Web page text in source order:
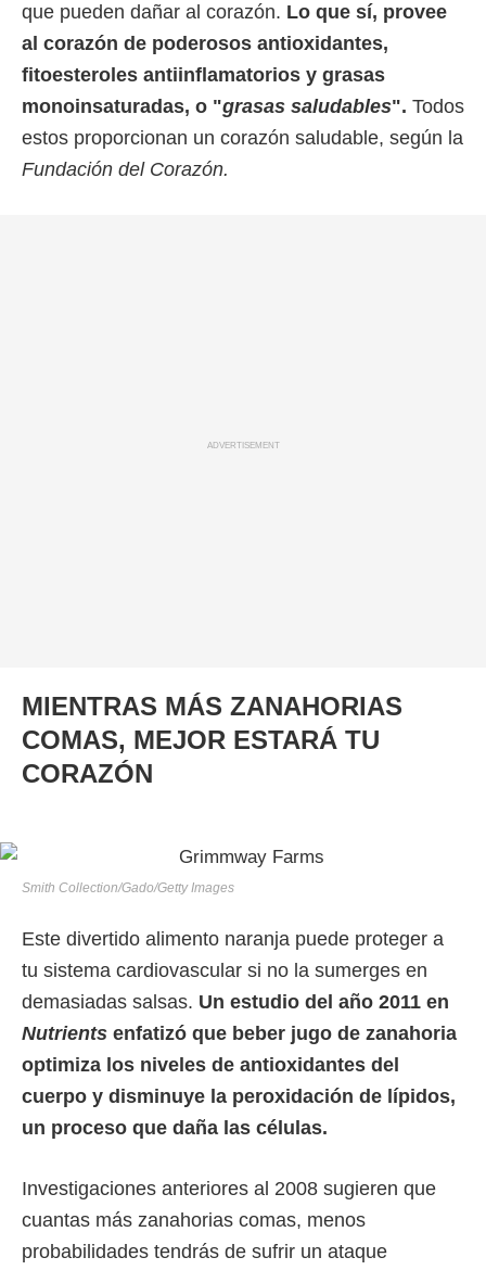
que pueden dañar al corazón. Lo que sí, provee
al corazón de poderosos antioxidantes,
fitoesteroles antiinflamatorios y grasas
monoinsaturadas, o "grasas saludables". Todos
estos proporcionan un corazón saludable, según la
Fundación del Corazón.
ADVERTISEMENT
MIENTRAS MÁS ZANAHORIAS
COMAS, MEJOR ESTARÁ TU
CORAZÓN
Smith Collection/Gado/Getty Images
Este divertido alimento naranja puede proteger a
tu sistema cardiovascular si no la sumerges en
demasiadas salsas. Un estudio del año 2011 en
Nutrients enfatizó que beber jugo de zanahoria
optimiza los niveles de antioxidantes del
cuerpo y disminuye la peroxidación de lípidos,
un proceso que daña las células.
Investigaciones anteriores al 2008 sugieren que
cuantas más zanahorias comas, menos
probabilidades tendrás de sufrir un ataque